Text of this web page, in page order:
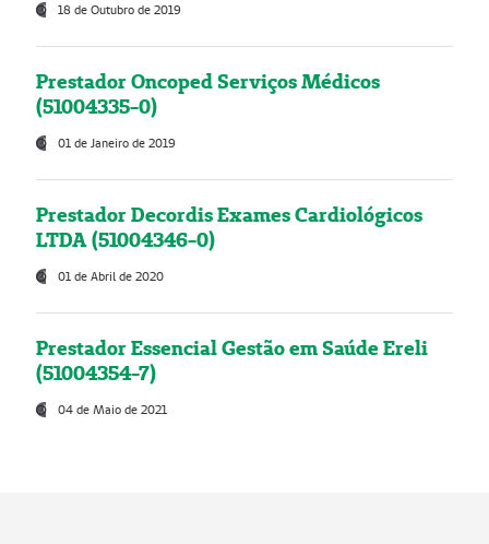
18 de Outubro de 2019
Prestador Oncoped Serviços Médicos
(51004335-0)
01 de Janeiro de 2019
Prestador Decordis Exames Cardiológicos
LTDA (51004346-0)
01 de Abril de 2020
Prestador Essencial Gestão em Saúde Ereli
(51004354-7)
04 de Maio de 2021